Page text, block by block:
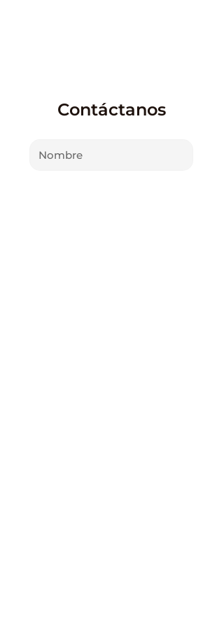
Contáctanos